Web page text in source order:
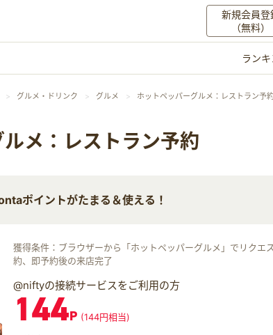
新規会員登
（無料）
その他
お知らせ
ラン
グルメ・ドリンク グルメ ホットペッパーグルメ：レストラン予
メ：レストラン予約
ポイントがたまる＆使える！
獲得条件：ブラウザーから「ホットペッパーグルメ」でリクエ
約、即予約後の来店完了
@niftyの接続サービスをご利用の方
144P (144円相当)